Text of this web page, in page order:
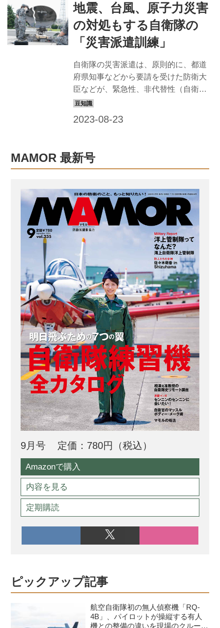
向上。精強な部隊を作る取り組みや訓
練などを、高射特科群長と第3科長に聞
いた。 最新の情報を収集し、当事者意
識で訓練に臨む 陸上自衛隊第2高射特
東部方面隊直轄の「高射特科」部隊
だ。2023年3月に高射運用隊が新編さ
れ、態勢を強固なものにしている。
「首都圏の防空、東部方面隊の対空...
地震、台風、原子力災害
の対処もする自衛隊の
「災害派遣訓練」
自衛隊の災害派遣は、原則的に、都道
府県知事などから要請を受けた防衛大
臣などが、緊急性、非代替性（自衛隊
以外では担えない）、公共性の3要件か
の調達などを自らで行うことができる
自己完結能力、そして陸・海・空に対
震のほか、台風や豪雨、原子力災害の
対処訓練も 自衛隊の大規模な災害派遣
といえば、1995年の阪神・淡路大震
災、2011年の東日本大震災、16年の熊
本地震などが思い浮かぶだろう。 不意
に見舞われる自然災害の現場で、人命
救助や行方不明者捜索、給水支援や...
MAMOR 最新号
9月号 定価：780円（税込）
Amazonで購入
内容を見る
定期購読
ピックアップ記事
航空自衛隊初の無人偵察機「RQ-
4B」、パイロットが操縦する有人
機との整備の違いを現場のクルーが